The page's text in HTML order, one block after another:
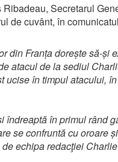
Ribadeau, Secretarul
de cuvânt, în
din Franța dorește să-și
atacul de la sediul
ucise în timpul atacului,
îndreaptă în primul rând
se confruntă cu oroare
echipa redacţiei